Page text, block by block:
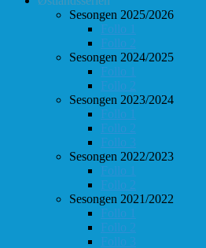
Sesongen 2025/2026
Follo 1
Follo 2
Sesongen 2024/2025
Follo 1
Follo 2
Sesongen 2023/2024
Follo 1
Follo 2
Follo 3
Sesongen 2022/2023
Follo 1
Follo 2
Sesongen 2021/2022
Follo 1
Follo 2
Follo 3